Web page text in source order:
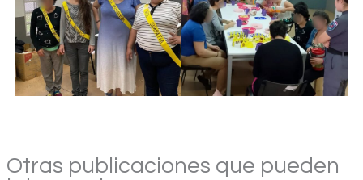
Otras publicaciones que pueden